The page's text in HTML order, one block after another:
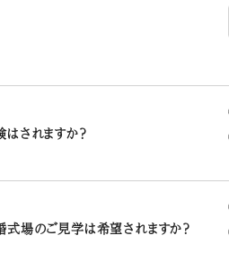
されますか？
場のご見学は希望されますか？